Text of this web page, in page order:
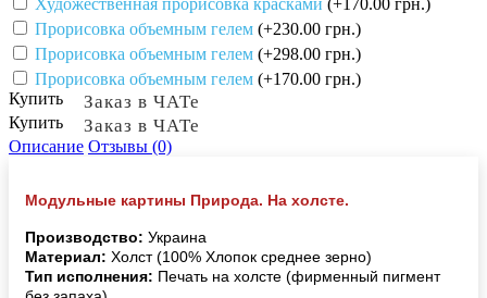
Прорисовка объемным гелем (+230.00 грн.)
Прорисовка объемным гелем (+298.00 грн.)
Прорисовка объемным гелем (+170.00 грн.)
Купить
Заказ в ЧАТе
Купить Заказ в ЧАТе
Описание Отзывы (0)
Модульные картины Природа. На холсте.
Производство: Украина
Материал: Холст (100% Хлопок среднее зерно)
Тип исполнения: Печать на холсте (фирменный пигмент